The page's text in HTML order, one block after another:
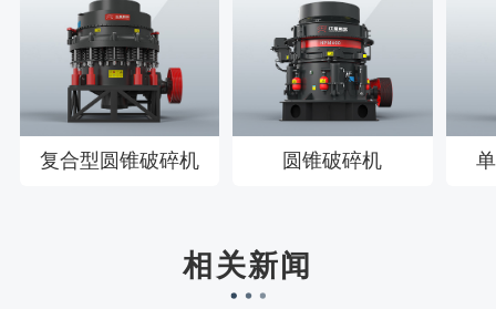
复合型圆锥破碎机 圆锥破碎机
相关新闻